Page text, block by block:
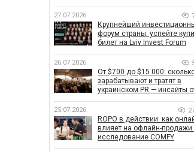
27.07.2026
Крупнейший
форум страны: успейте
билет на Lviv Invest Forum
26.07.2026
От $700 до $15 000:
зарабатывают и тратят в
украинском PR — инсайты
25.07.2026
ROPO в действии: как
влияет на офлайн-
исследование COMFY